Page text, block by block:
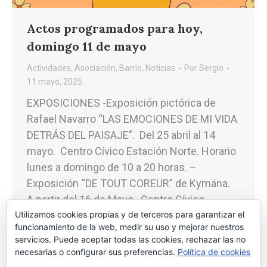
Actos programados para hoy,
domingo 11 de mayo
Actividades, Asociación, Barrio, Noticias PorSergio
11 mayo, 2025
EXPOSICIONES -Exposición pictórica de
Rafael Navarro “LAS EMOCIONES DE MI VIDA
DETRÁS DEL PAISAJE”. Del 25 abril al 14
mayo. Centro Cívico Estación Norte. Horario
lunes a domingo de 10 a 20 horas. –
Exposición “DE TOUT COREUR” de Kymäna.
A partir del 16 de Mayo. Centro Cívico
Estación Norte. Horario lunes a domingo de…
Utilizamos cookies propias y de terceros para garantizar el
funcionamiento de la web, medir su uso y mejorar nuestros
servicios. Puede aceptar todas las cookies, rechazar las no
necesarias o configurar sus preferencias. Política de cookies